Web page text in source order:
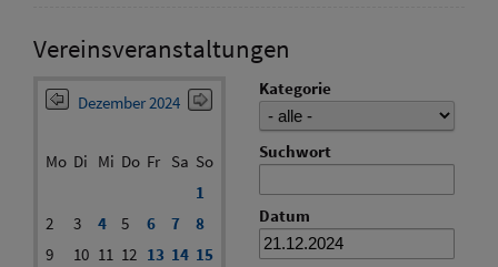
Vereinsveranstaltungen
Dezember 2024
Mo Di Mi Do Fr Sa So
1
2
3 4 5 6 7
8
9
10 11 12 13 14 15
Kategorie
Suchwort
Datum